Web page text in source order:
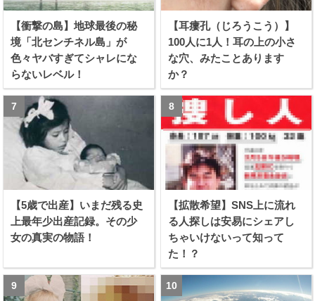
【衝撃の島】地球最後の秘
境「北センチネル島」が
色々ヤバすぎてシャレにな
らないレベル！
【耳瘻孔（じろうこう）】
100人に1人！耳の上の小さ
な穴、みたことあります
か？
【5歳で出産】いまだ残る史
上最年少出産記録。その少
女の真実の物語！
【拡散希望】SNS上に流れ
る人探しは安易にシェアし
ちゃいけないって知って
た！？